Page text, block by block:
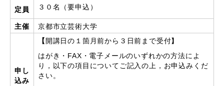
定員 ３０名（要申込）
主催 京都市立芸術大学
申し
込み
【 開講日の１箇月前から３日前まで受付】
はがき・FAX・電子メールのいずれかの方法によ
り，以下の項目についてご記入の上，お申込みくだ
さい。